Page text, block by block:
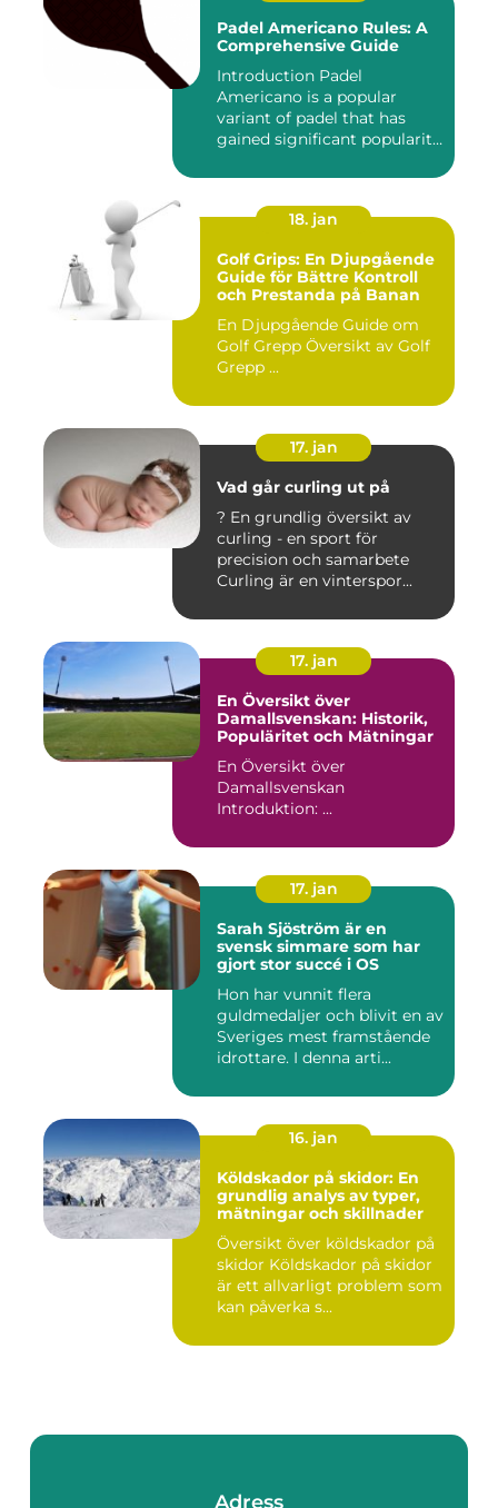
Padel Americano Rules: A
Comprehensive Guide
Introduction Padel
Americano is a popular
variant of padel that has
gained significant popularity
18. jan
Golf Grips: En Djupgående
Guide för Bättre Kontroll
och Prestanda på Banan
En Djupgående Guide om
Golf Grepp Översikt av Golf
Grepp ...
17. jan
Vad går curling ut på
? En grundlig översikt av
curling - en sport för
precision och samarbete
Curling är en vinterspor...
17. jan
En Översikt över
Damallsvenskan: Historik,
Populäritet och Mätningar
En Översikt över
Damallsvenskan
Introduktion: ...
17. jan
Sarah Sjöström är en
svensk simmare som har
gjort stor succé i OS
Hon har vunnit flera
guldmedaljer och blivit en av
Sveriges mest framstående
idrottare. I denna arti...
16. jan
Köldskador på skidor: En
grundlig analys av typer,
mätningar och skillnader
Översikt över köldskador på
skidor Köldskador på skidor
är ett allvarligt problem som
kan påverka s...
Adress